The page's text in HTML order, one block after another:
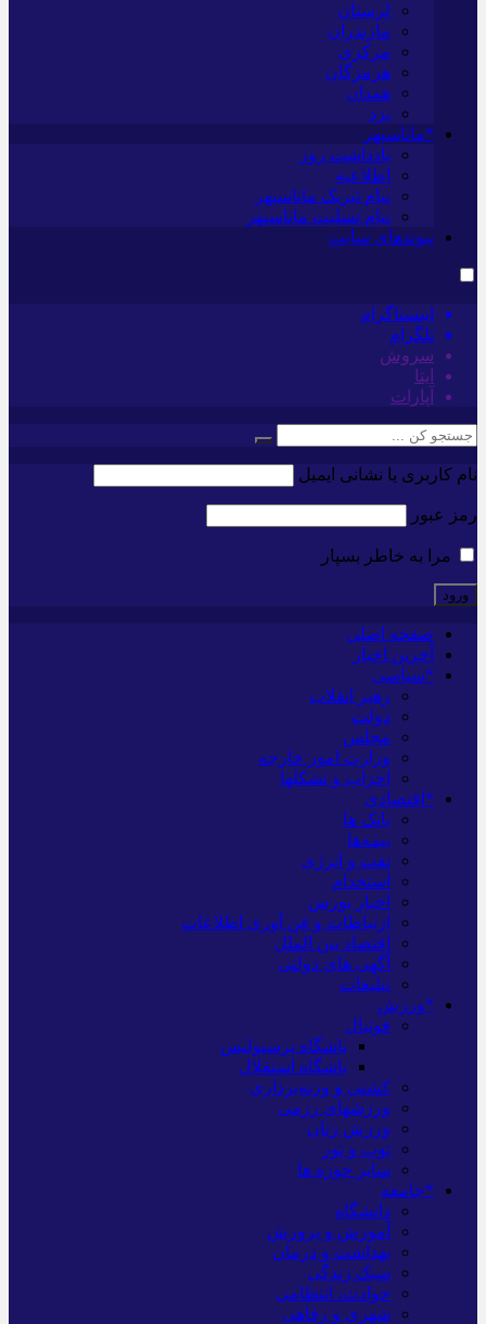
لرستان
مازندران
مرکزی
هرمزگان
همدان
یزد
*ماناسپهر
یادداشت روز
اطلاعیه
پیام تبریک ماناسپهر
پیام تسلیت ماناسپهر
پیوندهای سایت
اینستاگرام
تلگرام
سروش
ایتا
آپارات
نام کاربری یا نشانی ایمیل
رمز عبور
مرا به خاطر بسپار
صفحه اصلی
آخرین اخبار
*سیاسی
رهبر انقلاب
دولت
مجلس
وزارت امور خارجه
احزاب و تشکلها
*اقتصادی
بانک ها
بیمه‌ها
نفت و انرژی
استخدام
اخبار بورس
ارتباطات و فن آوری اطلاعات
اقتصاد بین الملل
آگهی های دولتی
تبلیغات
*ورزش
فوتبال
باشگاه پرسپولیس
باشگاه استقلال
کشتی و وزنه‌برداری
ورزشهای رزمی
ورزش زنان
توپ و تور
سایر حوزه ها
*جامعه
دانشگاه
آموزش و پرورش
بهداشت و درمان
سبک زندگی
حوادث، انتظامی
شهری و رفاهی